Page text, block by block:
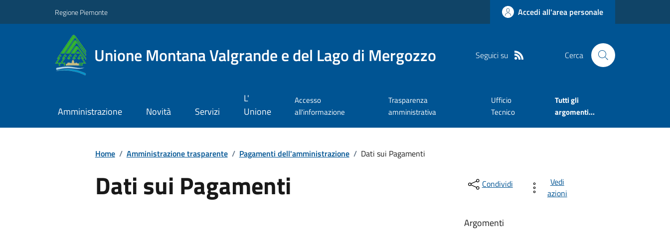
Regione Piemonte Accedi all'area personale
Unione Montana Valgrande e del Lago di Mergozzo Seguici su Cerca
Amministrazione Novità Servizi
L'
Unione
Accesso
all'informazione
Trasparenza
amministrativa
Ufficio
Tecnico
Tutti gli
argomenti...
Home / Amministrazione trasparente / Pagamenti dell'amministrazione / Dati sui Pagamenti
Dati sui Pagamenti Condividi
Vedi
azioni
Argomenti